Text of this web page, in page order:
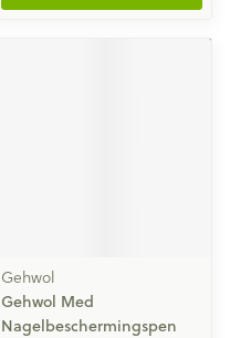
Gehwol
Gehwol Med
Nagelbeschermingspen